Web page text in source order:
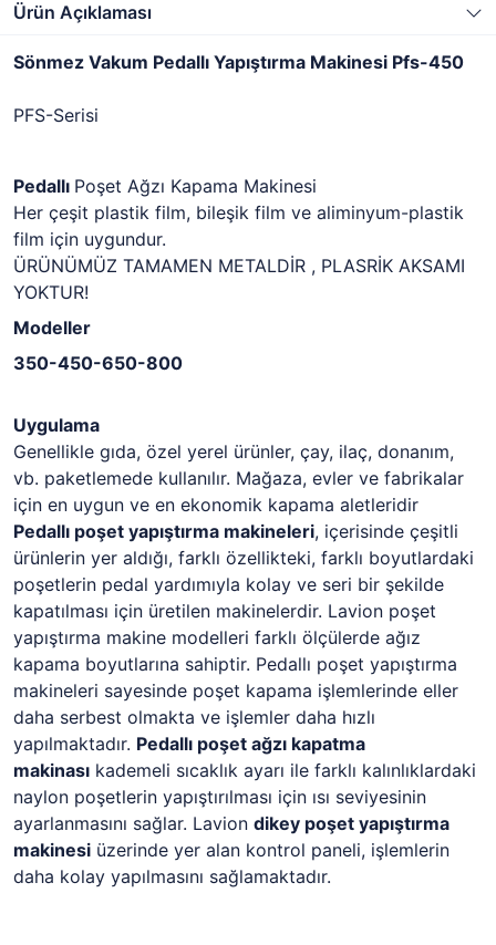
Ürün Açıklaması
Sönmez Vakum Pedallı Yapıştırma Makinesi Pfs-450
PFS-Serisi
Pedallı Poşet Ağzı Kapama Makinesi
Her çeşit plastik film, bileşik film ve aliminyum-plastik
film için uygundur.
ÜRÜNÜMÜZ TAMAMEN METALDİR , PLASRİK AKSAMI
YOKTUR!
Modeller
350-450-650-800
Uygulama
Genellikle gıda, özel yerel ürünler, çay, ilaç, donanım,
vb. paketlemede kullanılır. Mağaza, evler ve fabrikalar
için en uygun ve en ekonomik kapama aletleridir
Pedallı poşet yapıştırma makineleri, içerisinde çeşitli
ürünlerin yer aldığı, farklı özellikteki, farklı boyutlardaki
poşetlerin pedal yardımıyla kolay ve seri bir şekilde
kapatılması için üretilen makinelerdir. Lavion poşet
yapıştırma makine modelleri farklı ölçülerde ağız
kapama boyutlarına sahiptir. Pedallı poşet yapıştırma
makineleri sayesinde poşet kapama işlemlerinde eller
daha serbest olmakta ve işlemler daha hızlı
yapılmaktadır. Pedallı poşet ağzı kapatma
makinası kademeli sıcaklık ayarı ile farklı kalınlıklardaki
naylon poşetlerin yapıştırılması için ısı seviyesinin
ayarlanmasını sağlar. Lavion dikey poşet yapıştırma
makinesi üzerinde yer alan kontrol paneli, işlemlerin
daha kolay yapılmasını sağlamaktadır.